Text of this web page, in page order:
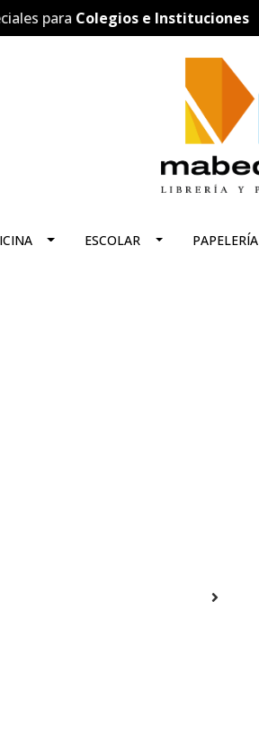
paraColegios e Instituciones
ESCOLAR PAPELERÍA